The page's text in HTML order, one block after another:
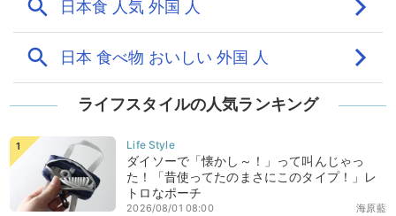
ライフスタイルの人気ランキング
ダイソーで「懐かし～！」って叫んじゃっ
た！「昔使ってたのまさにこのタイプ！」レ
トロなポーチ
海原藍
2026/08/01 08:00